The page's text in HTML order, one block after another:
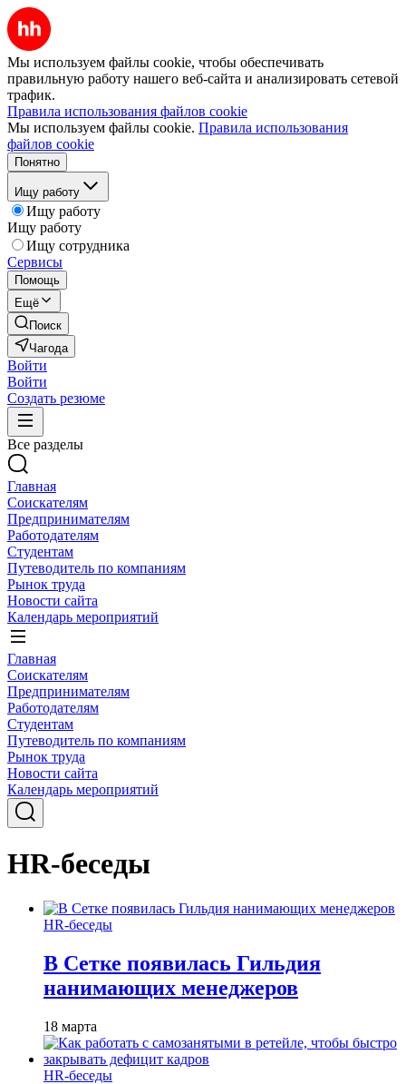
Мы используем файлы cookie, чтобы обеспечивать
правильную работу нашего веб-сайта и анализировать сетевой
трафик.
Правила использования файлов cookie
Мы используем файлы cookie. Правила использования
файлов cookie
Понятно
Ищу работу
Ищу работу
Ищу работу
Ищу сотрудника
Сервисы
Помощь
Ещё
Поиск
Чагода
Войти
Войти
Создать резюме
Все разделы
Главная
Соискателям
Предпринимателям
Работодателям
Студентам
Путеводитель по компаниям
Рынок труда
Новости сайта
Календарь мероприятий
Главная
Соискателям
Предпринимателям
Работодателям
Студентам
Путеводитель по компаниям
Рынок труда
Новости сайта
Календарь мероприятий
HR-беседы
HR-беседы
В Сетке появилась Гильдия
нанимающих менеджеров
18 марта
HR-беседы